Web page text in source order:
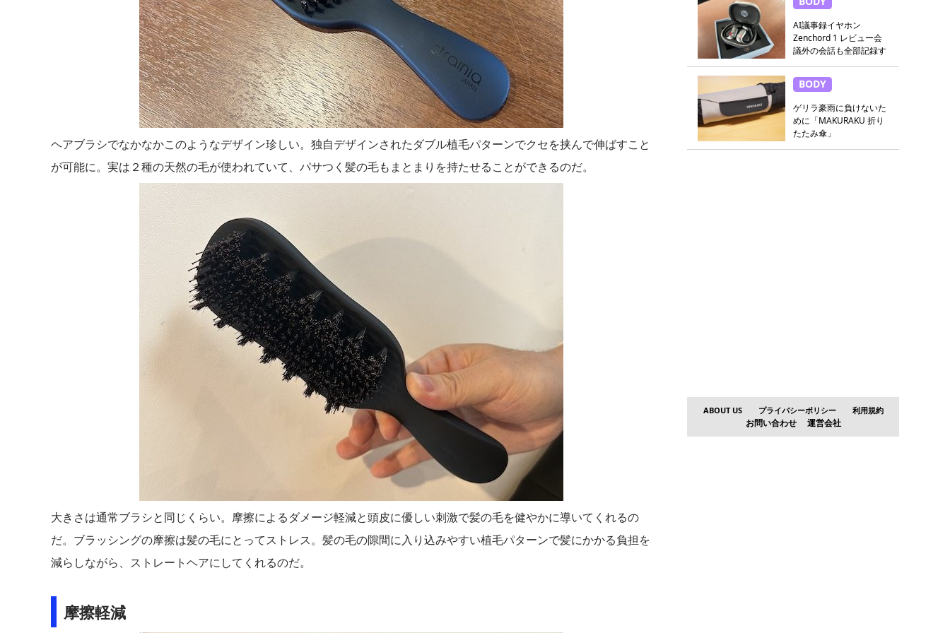
ヘアブラシでなかなかこのようなデザイン珍しい。独自デザインされたダブル植毛パターンでクセを挟んで伸ばすこと
が可能に。実は２種の天然の毛が使われていて、パサつく髪の毛もまとまりを持たせることができるのだ。
大きさは通常ブラシと同じくらい。摩擦によるダメージ軽減と頭皮に優しい刺激で髪の毛を健やかに導いてくれるの
だ。ブラッシングの摩擦は髪の毛にとってストレス。髪の毛の隙間に入り込みやすい植毛パターンで髪にかかる負担を
減らしながら、ストレートヘアにしてくれるのだ。
摩擦軽減
AI議事録イヤホン
Zenchord 1 レビュー会
議外の会話も全部記録す
BODY
ゲリラ豪雨に負けないた
めに「MAKURAKU 折り
たたみ傘」
ABOUT US プライバシーポリシー 利用規約
お問い合わせ 運営会社